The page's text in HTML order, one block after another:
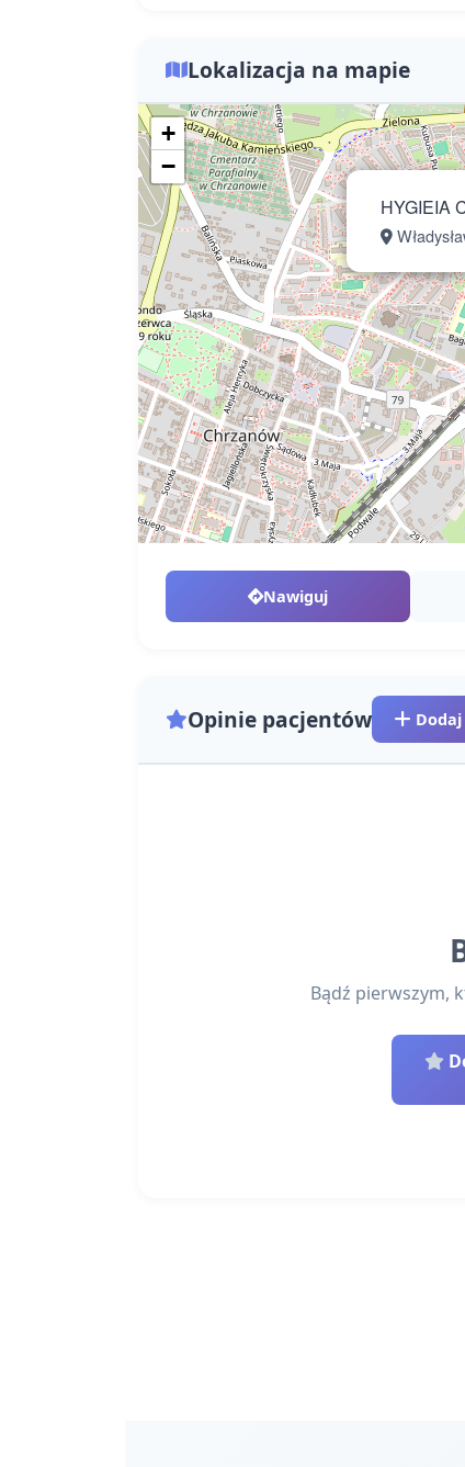
Lokalizacja na mapie
HYGIEIA
+
−
Nawiguj
Opinie pacjentów
Bądź pierwszym,